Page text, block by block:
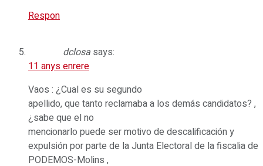
Respon
dclosa says:
11 anys enrere
Vaos : ¿Cual es su segundo
apellido, que tanto reclamaba a los demás candidatos? ,
¿sabe que el no
mencionarlo puede ser motivo de descalificación y
expulsión por parte de la Junta Electoral de la fiscalia de
PODEMOS-Molins ,